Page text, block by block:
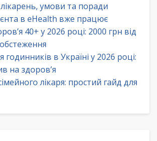
лікарень, умови та поради
в eHealth вже працює
40+ у 2026 році: 2000 грн від
в Україні у 2026 році:
на здоров’я
лікаря: простий гайд для